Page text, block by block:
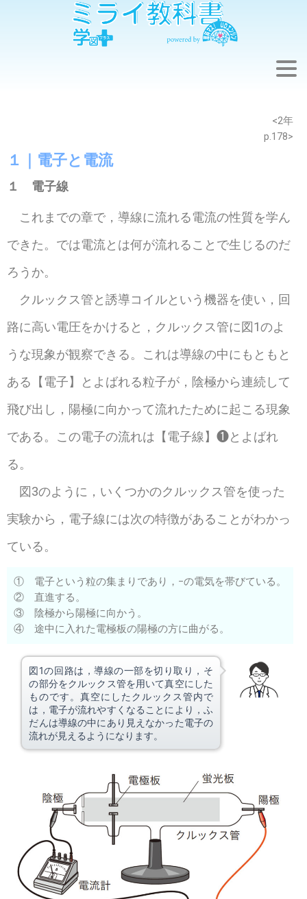
<2年
p.178>
１｜電子と電流
１ 電子線
これまでの章で，導線に流れる電流の性質を学ん
できた。では電流とは何が流れることで生じるのだ
ろうか。
クルックス管と誘導コイルという機器を使い，回
路に高い電圧をかけると，クルックス管に図1のよ
うな現象が観察できる。これは導線の中にもともと
ある【電子】とよばれる粒子が，陰極から連続して
飛び出し，陽極に向かって流れたために起こる現象
である。この電子の流れは【電子線】❶とよばれ
る。
図3のように，いくつかのクルックス管を使った
実験から，電子線には次の特徴があることがわかっ
ている。
① 電子という粒の集まりであり，−の電気を帯びている。
② 直進する。
③ 陰極から陽極に向かう。
④ 途中に入れた電極板の陽極の方に曲がる。
図1の回路は，導線の一部を切り取り，そ
の部分をクルックス管を用いて真空にした
ものです。真空にしたクルックス管内で
は，電子が流れやすくなることにより，ふ
だんは導線の中にあり見えなかった電子の
流れが見えるようになります。